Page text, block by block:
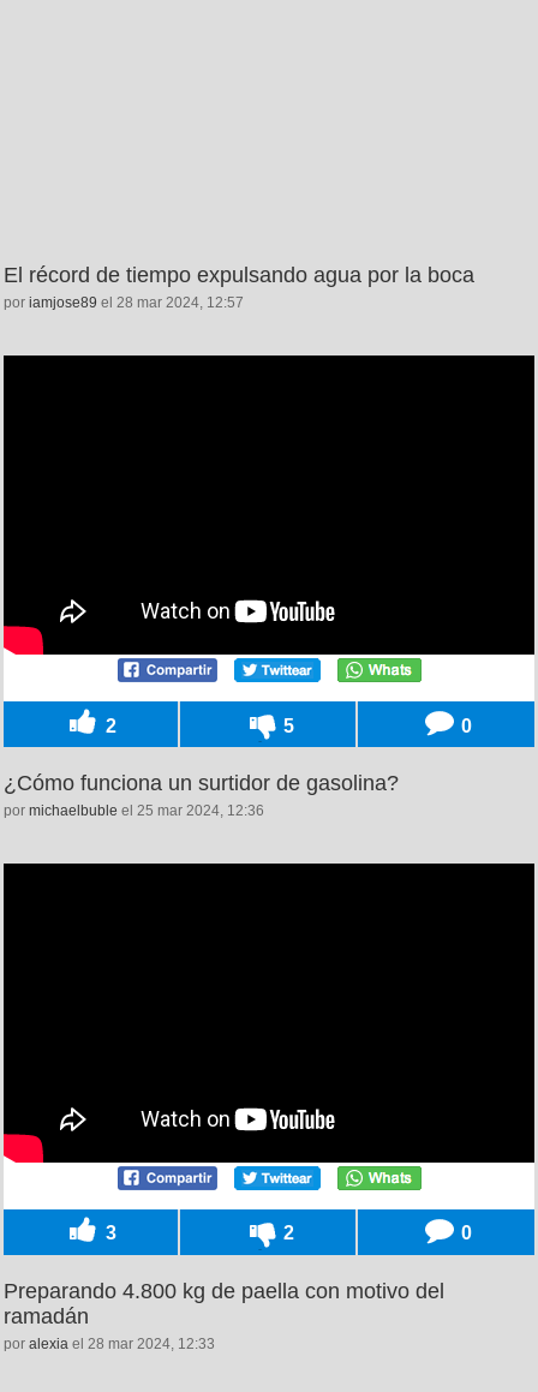
El récord de tiempo expulsando agua por la boca
por iamjose89 el 28 mar 2024, 12:57
2 5 0
¿Cómo funciona un surtidor de gasolina?
por michaelbuble el 25 mar 2024, 12:36
3 2 0
Preparando 4.800 kg de paella con motivo del
ramadán
por alexia el 28 mar 2024, 12:33